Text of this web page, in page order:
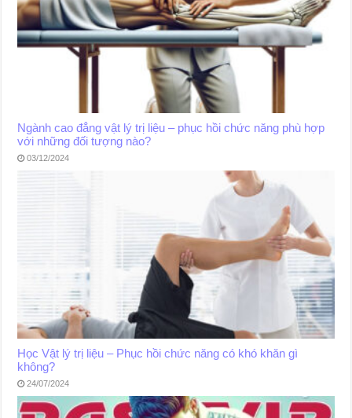
Ngành cao đẳng vật lý trị liệu – phục hồi chức năng phù hợp
với những đối tượng nào?
03/12/2024
Học Vật lý trị liệu – Phục hồi chức năng có khó khăn gì
không?
24/07/2024